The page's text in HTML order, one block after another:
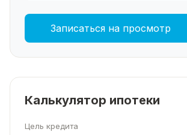
Записаться на просмотр
Калькулятор ипотеки
Цель кредита